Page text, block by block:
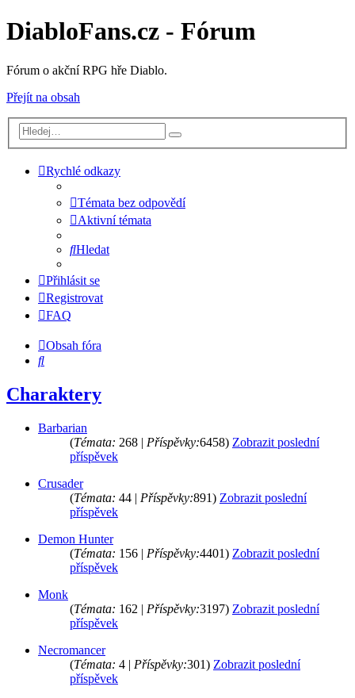
DiabloFans.cz - Fórum
Fórum o akční RPG hře Diablo.
Přejít na obsah
Rychlé odkazy
Témata bez odpovědí
Aktivní témata
Hledat
Přihlásit se
Registrovat
FAQ
Obsah fóra
Hledat
Charaktery
Barbarian
(Témata: 268 | Příspěvky:6458) Zobrazit poslední
příspěvek
Crusader
(Témata: 44 | Příspěvky:891) Zobrazit poslední
příspěvek
Demon Hunter
(Témata: 156 | Příspěvky:4401) Zobrazit poslední
příspěvek
Monk
(Témata: 162 | Příspěvky:3197) Zobrazit poslední
příspěvek
Necromancer
(Témata: 4 | Příspěvky:301) Zobrazit poslední
příspěvek